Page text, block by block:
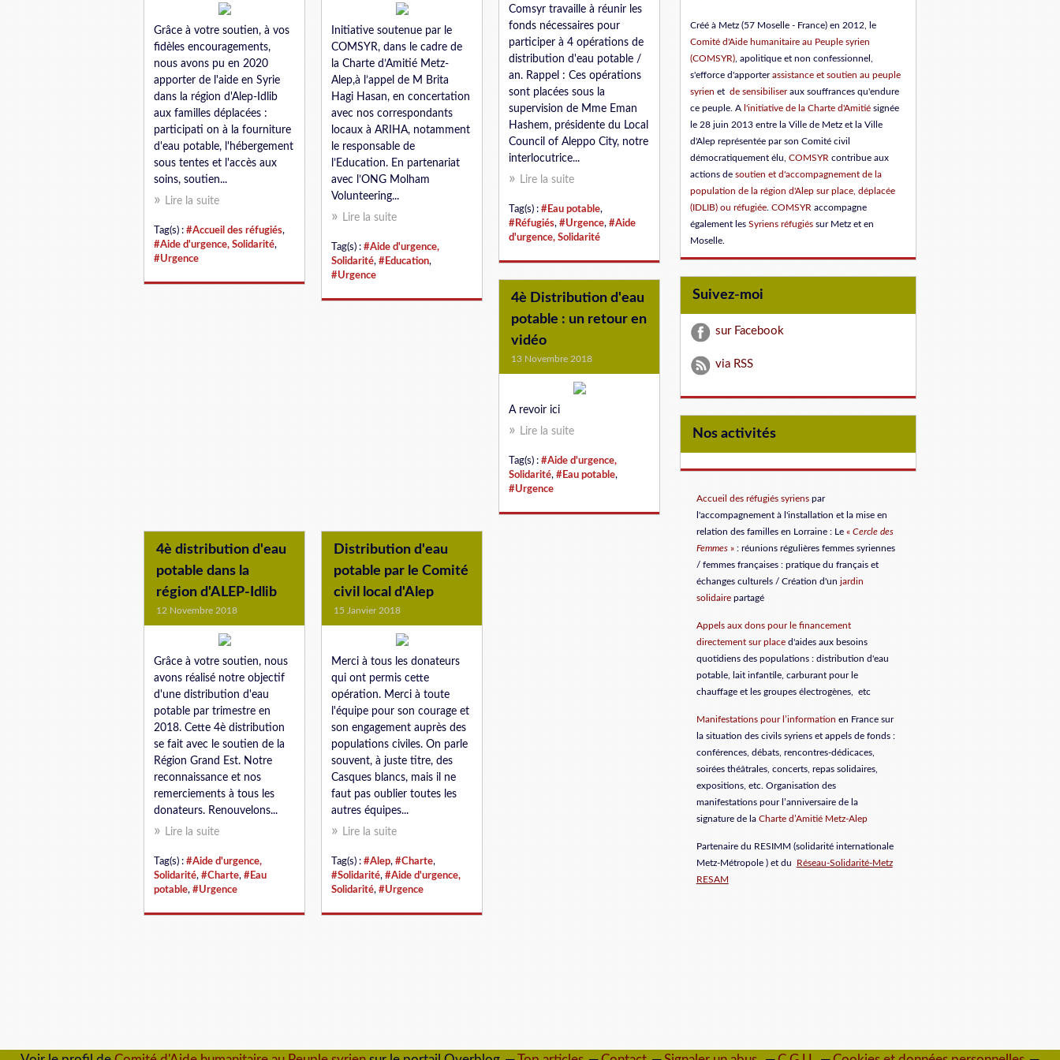
Grâce à votre soutien, à vos
fidèles encouragements,
nous avons pu en 2020
apporter de l'aide en Syrie
dans la région d'Alep-Idlib
aux familles déplacées :
participati on à la fourniture
d'eau potable, l'hébergement
sous tentes et l'accès aux
soins, soutien...
Lire la suite
Tag(s) : #Accueil des réfugiés,
#Aide d'urgence, Solidarité,
#Urgence
Initiative soutenue par le
COMSYR, dans le cadre de
la Charte d’Amitié Metz-
Alep,à l’appel de M Brita
Hagi Hasan, en concertation
avec nos correspondants
locaux à ARIHA, notamment
le responsable de
l’Education. En partenariat
avec l’ONG Molham
Volunteering...
Lire la suite
Tag(s) : #Aide d'urgence,
Solidarité, #Education,
#Urgence
Comsyr travaille à réunir les
fonds nécessaires pour
participer à 4 opérations de
distribution d'eau potable /
an. Rappel : Ces opérations
sont placées sous la
supervision de Mme Eman
Hashem, présidente du Local
Council of Aleppo City, notre
interlocutrice...
Lire la suite
Tag(s) : #Eau potable,
#Réfugiés, #Urgence, #Aide
d'urgence, Solidarité
4è Distribution d'eau
potable : un retour en
vidéo
13 Novembre 2018
A revoir ici
Lire la suite
Tag(s) : #Aide d'urgence,
Solidarité, #Eau potable,
#Urgence
4è distribution d'eau
potable dans la
région d'ALEP-Idlib
12 Novembre 2018
Grâce à votre soutien, nous
avons réalisé notre objectif
d'une distribution d'eau
potable par trimestre en
2018. Cette 4è distribution
se fait avec le soutien de la
Région Grand Est. Notre
reconnaissance et nos
remerciements à tous les
donateurs. Renouvelons...
Lire la suite
Tag(s) : #Aide d'urgence,
Solidarité, #Charte, #Eau
potable, #Urgence
Distribution d'eau
potable par le Comité
civil local d'Alep
15 Janvier 2018
Merci à tous les donateurs
qui ont permis cette
opération. Merci à toute
l'équipe pour son courage et
son engagement auprès des
populations civiles. On parle
souvent, à juste titre, des
Casques blancs, mais il ne
faut pas oublier toutes les
autres équipes...
Lire la suite
Tag(s) : #Alep, #Charte,
#Solidarité, #Aide d'urgence,
Solidarité, #Urgence
Créé à Metz (57 Moselle - France) en 2012, le
Comité d'Aide humanitaire au Peuple syrien
(COMSYR) , apolitique et non confessionnel,
s'efforce d'apporterassistance et soutien au peuple
syrien et de sensibiliseraux souffrances qu'endure
ce peuple. A l'initiative de la Charte d'Amitié signée
le 28 juin 2013 entre la Ville de Metz et la Ville
d'Alep représentée par son Comité civil
démocratiquement élu COMSYR contribue aux
actions de soutien et d'accompagnement de la
population de la région d'Alep sur place, déplacée
(IDLIB) ou réfugiée. COMSYR accompagne
également les Syriens réfugiés sur Metz et en
Moselle.
Suivez-moi
sur Facebook
via RSS
Nos activités
Accueil des réfugiés syrienspar
l'accompagnement à l'installation et la mise en
relation des familles en Lorraine: Le « Cercle des
Femmes »: réunions régulières femmes syriennes
/ femmes françaises : pratique du français et
échanges culturels / Création d'un jardin
solidairepartagé
Appels aux dons pour le financement
directement sur placed'aides aux besoins
quotidiens des populations : distribution d'eau
potable, lait infantile, carburant pour le
chauffage et les groupes électrogènes, etc
Manifestations pour l’information en France sur
la situation des civils syriens et appels de fonds :
conférences, débats, rencontres-dédicaces,
soirées théâtrales, concerts, repas solidaires,
expositions, etc. Organisation des
manifestations pour l’anniversaire de la
signature de la Charte d’Amitié Metz-Alep
Partenaire du RESIMM (solidarité internationale
Metz-Métropole ) et du
Réseau-Solidarité-Metz
RESAM